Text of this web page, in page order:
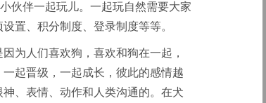
伙伴一起玩儿。一起玩自然需要大家
置、积分制度、登录制度等等。
为人们喜欢狗，喜欢和狗在一起，
起晋级，一起成长，彼此的感情越
、表情、动作和人类沟通的。在犬